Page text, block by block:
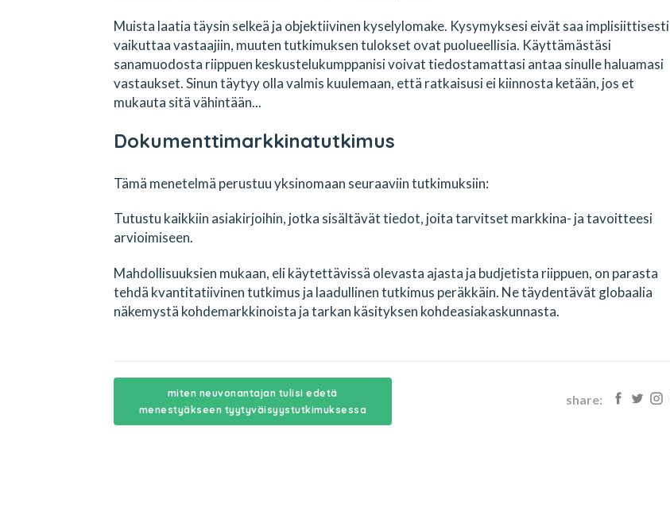
Muista laatia täysin selkeä ja objektiivinen kyselylomake. Kysymyksesi eivät saa implisiittisesti
vaikuttaa vastaajiin, muuten tutkimuksen tulokset ovat puolueellisia. Käyttämästäsi
sanamuodosta riippuen keskustelukumppanisi voivat tiedostamattasi antaa sinulle haluamasi
vastaukset. Sinun täytyy olla valmis kuulemaan, että ratkaisusi ei kiinnosta ketään, jos et
mukauta sitä vähintään...
Dokumenttimarkkinatutkimus
Tämä menetelmä perustuu yksinomaan seuraaviin tutkimuksiin:
Tutustu kaikkiin asiakirjoihin, jotka sisältävät tiedot, joita tarvitset markkina- ja tavoitteesi
arvioimiseen.
Mahdollisuuksien mukaan, eli käytettävissä olevasta ajasta ja budjetista riippuen, on parasta
tehdä kvantitatiivinen tutkimus ja laadullinen tutkimus peräkkäin. Ne täydentävät globaalia
näkemystä kohdemarkkinoista ja tarkan käsityksen kohdeasiakaskunnasta.
miten neuvonantajan tulisi edetä
menestyäkseen tyytyväisyystutkimuksessa
share: